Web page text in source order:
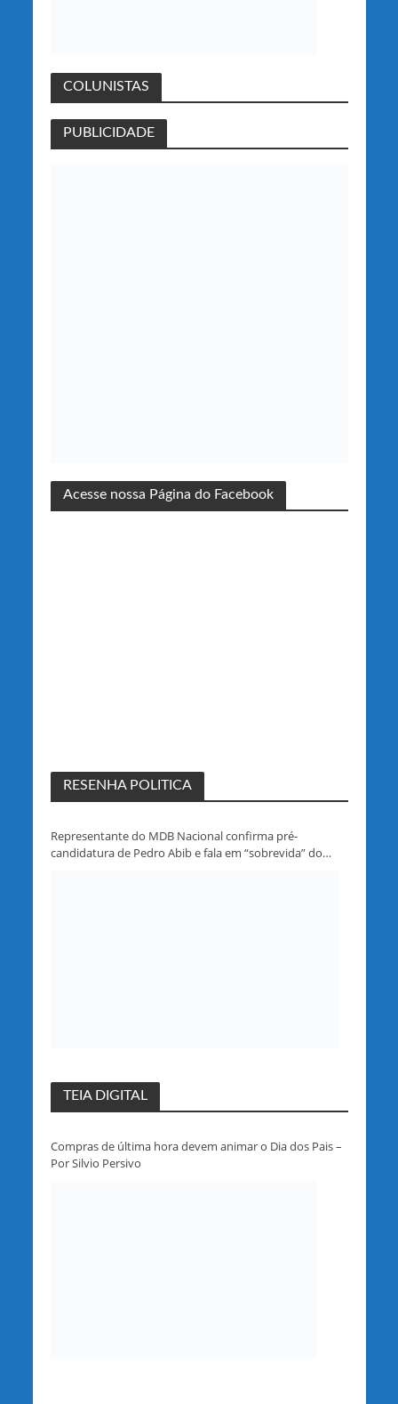
COLUNISTAS
PUBLICIDADE
Acesse nossa Página do Facebook
RESENHA POLITICA
Representante do MDB Nacional confirma pré-
candidatura de Pedro Abib e fala em “sobrevida” do
TEIA DIGITAL
Compras de última hora devem animar o Dia dos Pais –
Por Silvio Persivo